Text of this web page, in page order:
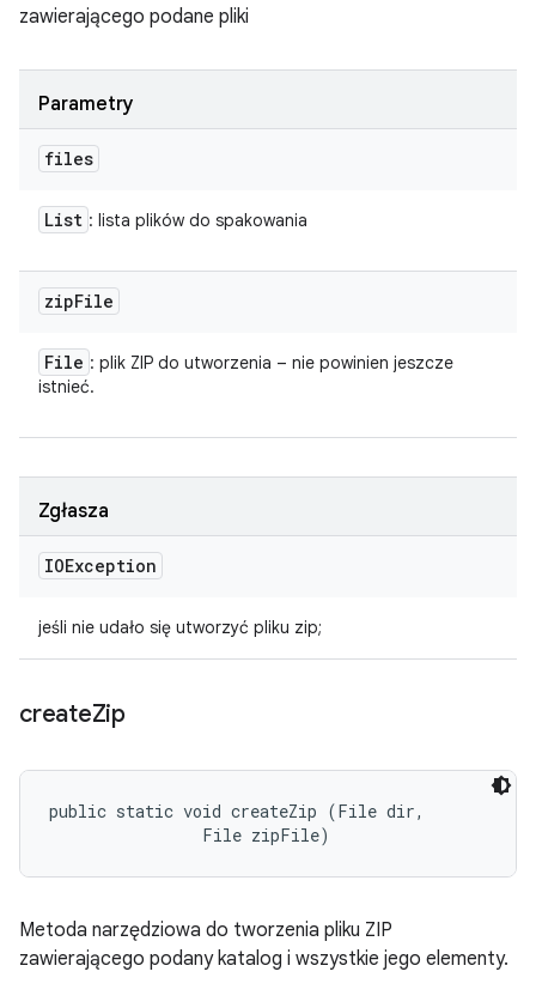
zawierającego podane pliki
Parametry
files
List : lista plików do spakowania
zipFile
File : plik ZIP do utworzenia – nie powinien jeszcze
istnieć.
Zgłasza
IOException
jeśli nie udało się utworzyć pliku zip;
createZip
public static void createZip (File dir,
                File zipFile)
Metoda narzędziowa do tworzenia pliku ZIP
zawierającego podany katalog i wszystkie jego elementy.